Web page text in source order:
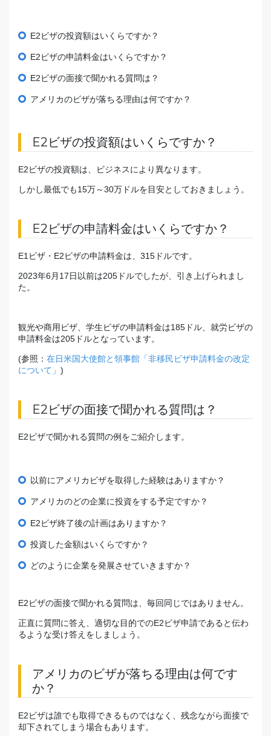
E2ビザの投資額はいくらですか？
E2ビザの申請料金はいくらですか？
E2ビザの面接で聞かれる質問は？
アメリカのビザが落ちる理由は何ですか？
E2ビザの投資額はいくらですか？
E2ビザの投資額は、ビジネスにより異なります。
しかし最低でも15万～30万ドルを目安としておきましょう。
E2ビザの申請料金はいくらですか？
E1ビザ・E2ビザの申請料金は、315ドルです。
2023年6月17日以前は205ドルでしたが、引き上げられまし
た。
観光や商用ビザ、学生ビザの申請料金は185ドル、就労ビザの
申請料金は205ドルとなっています。
(参照： 在日米国大使館と領事館「非移民ビザ申請料金の改定
について」 )
E2ビザの面接で聞かれる質問は？
E2ビザで聞かれる質問の例をご紹介します。
以前にアメリカビザを取得した経験はありますか？
アメリカのどの企業に投資をする予定ですか？
E2ビザ終了後の計画はありますか？
投資した金額はいくらですか？
どのように企業を発展させていきますか？
E2ビザの面接で聞かれる質問は、毎回同じではありません。
正直に質問に答え、適切な目的でのE2ビザ申請であると伝わ
るような受け答えをしましょう。
アメリカのビザが落ちる理由は何です
か？
E2ビザは誰でも取得できるものではなく、残念ながら面接で
却下されてしまう場合もあります。